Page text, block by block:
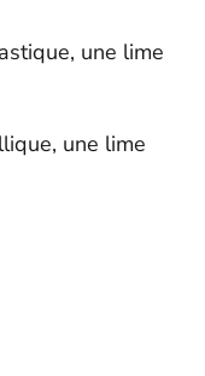
une lime
une lime